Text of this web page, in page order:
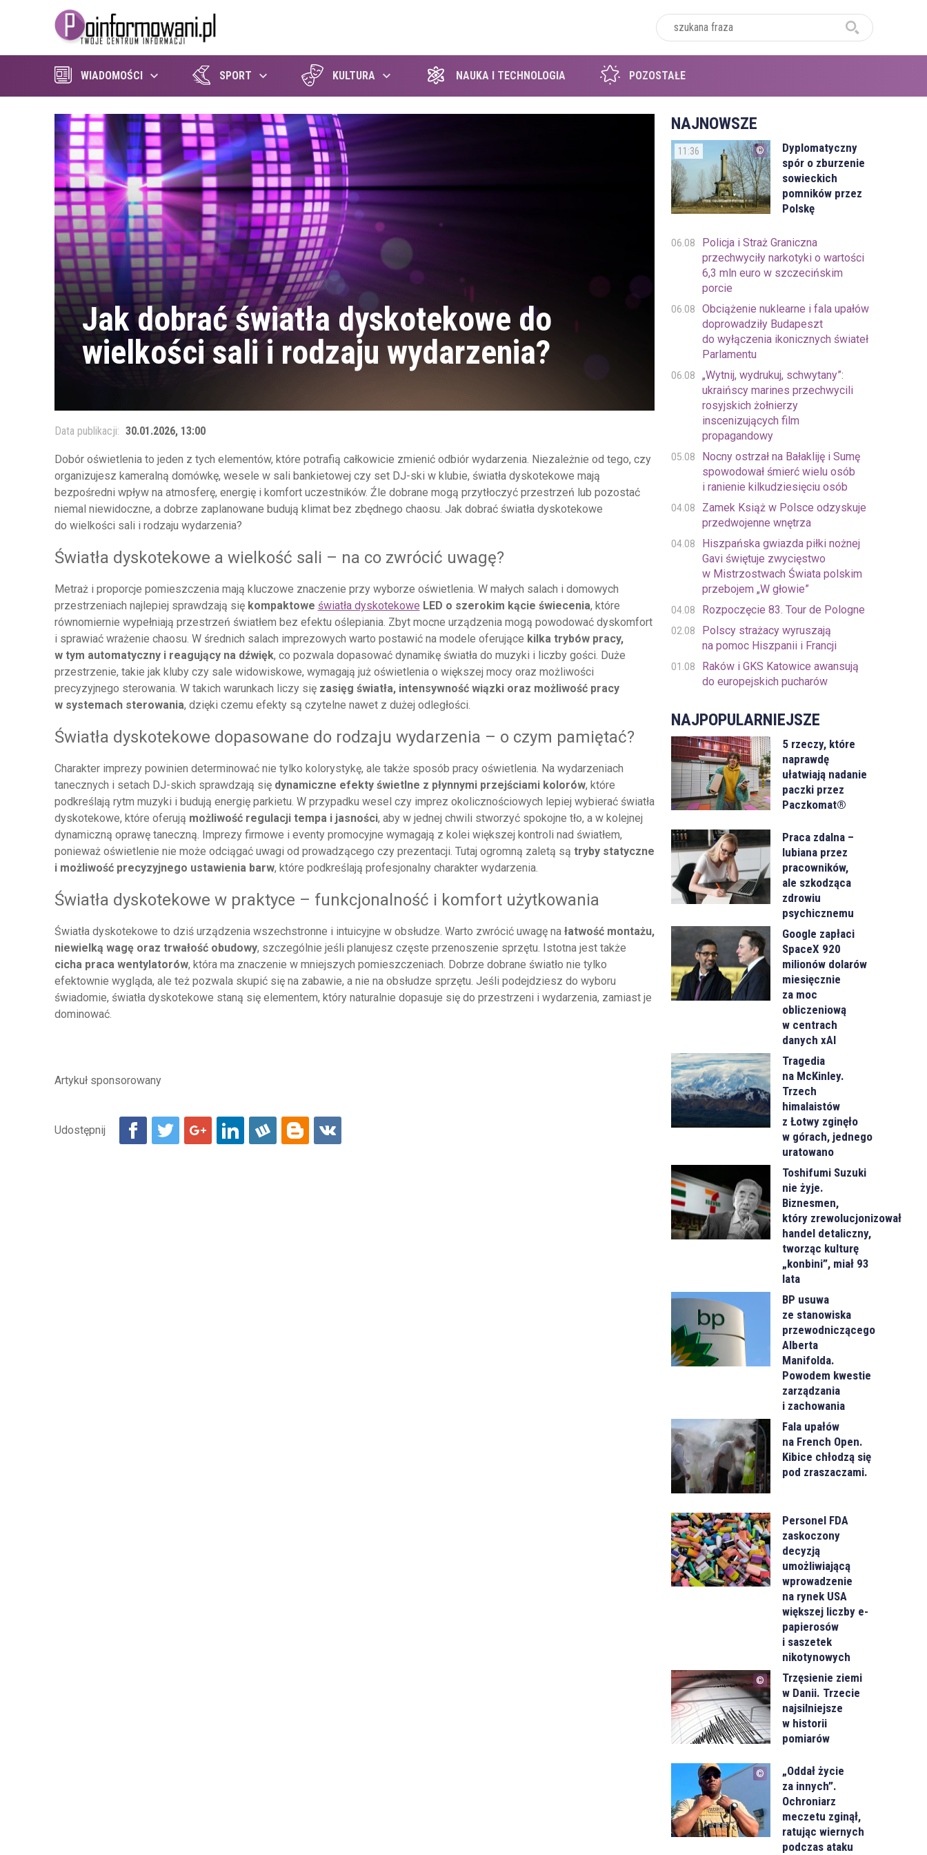
WIADOMOŚCI SPORT KULTURA NAUKA I TECHNOLOGIA POZOSTAŁE
Jak dobrać światła dyskotekowe do
wielkości sali i rodzaju wydarzenia?
Data publikacji: 30.01.2026, 13:00
Dobór oświetlenia to jeden z tych elementów, które potrafią całkowicie zmienić odbiór wydarzenia. Niezależnie od tego, czy
organizujesz kameralną domówkę, wesele w sali bankietowej czy set DJ-ski w klubie, światła dyskotekowe mają
bezpośredni wpływ na atmosferę, energię i komfort uczestników. Źle dobrane mogą przytłoczyć przestrzeń lub pozostać
niemal niewidoczne, a dobrze zaplanowane budują klimat bez zbędnego chaosu. Jak dobrać światła dyskotekowe
do wielkości sali i rodzaju wydarzenia?
Światła dyskotekowe a wielkość sali – na co zwrócić uwagę?
Metraż i proporcje pomieszczenia mają kluczowe znaczenie przy wyborze oświetlenia. W małych salach i domowych
przestrzeniach najlepiej sprawdzają się kompaktowe światła dyskotekowe LED o szerokim kącie świecenia, które
równomiernie wypełniają przestrzeń światłem bez efektu oślepiania. Zbyt mocne urządzenia mogą powodować dyskomfort
i sprawiać wrażenie chaosu. W średnich salach imprezowych warto postawić na modele oferujące kilka trybów pracy,
w tym automatyczny i reagujący na dźwięk, co pozwala dopasować dynamikę światła do muzyki i liczby gości. Duże
przestrzenie, takie jak kluby czy sale widowiskowe, wymagają już oświetlenia o większej mocy oraz możliwości
precyzyjnego sterowania. W takich warunkach liczy się zasięg światła, intensywność wiązki oraz możliwość pracy
w systemach sterowania, dzięki czemu efekty są czytelne nawet z dużej odległości.
Światła dyskotekowe dopasowane do rodzaju wydarzenia – o czym pamiętać?
Charakter imprezy powinien determinować nie tylko kolorystykę, ale także sposób pracy oświetlenia. Na wydarzeniach
tanecznych i setach DJ-skich sprawdzają się dynamiczne efekty świetlne z płynnymi przejściami kolorów, które
podkreślają rytm muzyki i budują energię parkietu. W przypadku wesel czy imprez okolicznościowych lepiej wybierać światła
dyskotekowe, które oferują możliwość regulacji tempa i jasności, aby w jednej chwili stworzyć spokojne tło, a w kolejnej
dynamiczną oprawę taneczną. Imprezy firmowe i eventy promocyjne wymagają z kolei większej kontroli nad światłem,
ponieważ oświetlenie nie może odciągać uwagi od prowadzącego czy prezentacji. Tutaj ogromną zaletą są tryby statyczne
i możliwość precyzyjnego ustawienia barw, które podkreślają profesjonalny charakter wydarzenia.
Światła dyskotekowe w praktyce – funkcjonalność i komfort użytkowania
Światła dyskotekowe to dziś urządzenia wszechstronne i intuicyjne w obsłudze. Warto zwrócić uwagę na łatwość montażu,
niewielką wagę oraz trwałość obudowy, szczególnie jeśli planujesz częste przenoszenie sprzętu. Istotna jest także
cicha praca wentylatorów, która ma znaczenie w mniejszych pomieszczeniach. Dobrze dobrane światło nie tylko
efektownie wygląda, ale też pozwala skupić się na zabawie, a nie na obsłudze sprzętu. Jeśli podejdziesz do wyboru
świadomie, światła dyskotekowe staną się elementem, który naturalnie dopasuje się do przestrzeni i wydarzenia, zamiast je
dominować.
Artykuł sponsorowany
NAJNOWSZE
11:36
Dyplomatyczny
spór o zburzenie
sowieckich
pomników przez
Polskę
06.08
Policja i Straż Graniczna
przechwyciły narkotyki o wartości
6,3 mln euro w szczecińskim
porcie
06.08
Obciążenie nuklearne i fala upałów
doprowadziły Budapeszt
do wyłączenia ikonicznych świateł
Parlamentu
06.08
„Wytnij, wydrukuj, schwytany”:
ukraińscy marines przechwycili
rosyjskich żołnierzy
inscenizujących film
propagandowy
05.08
Nocny ostrzał na Bałakliję i Sumę
spowodował śmierć wielu osób
i ranienie kilkudziesięciu osób
04.08
Zamek Książ w Polsce odzyskuje
przedwojenne wnętrza
04.08
Hiszpańska gwiazda piłki nożnej
Gavi świętuje zwycięstwo
w Mistrzostwach Świata polskim
przebojem „W głowie”
04.08 Rozpoczęcie 83. Tour de Pologne
02.08
Polscy strażacy wyruszają
na pomoc Hiszpanii i Francji
01.08
Raków i GKS Katowice awansują
do europejskich pucharów
NAJPOPULARNIEJSZE
5 rzeczy, które
naprawdę
ułatwiają nadanie
paczki przez
Paczkomat®
Praca zdalna –
lubiana przez
pracowników,
ale szkodząca
zdrowiu
psychicznemu
Google zapłaci
SpaceX 920
milionów dolarów
miesięcznie
za moc
obliczeniową
w centrach
danych xAI
Tragedia
na McKinley.
Trzech
himalaistów
z Łotwy zginęło
w górach, jednego
uratowano
Toshifumi Suzuki
nie żyje.
Biznesmen,
który zrewolucjonizował
handel detaliczny,
tworząc kulturę
„konbini”, miał 93
lata
BP usuwa
ze stanowiska
przewodniczącego
Alberta
Manifolda.
Powodem kwestie
zarządzania
i zachowania
Fala upałów
na French Open.
Kibice chłodzą się
pod zraszaczami.
Personel FDA
zaskoczony
decyzją
umożliwiającą
wprowadzenie
na rynek USA
większej liczby e-
papierosów
i saszetek
nikotynowych
Trzęsienie ziemi
w Danii. Trzecie
najsilniejsze
w historii
pomiarów
„Oddał życie
za innych”.
Ochroniarz
meczetu zginął,
ratując wiernych
podczas ataku